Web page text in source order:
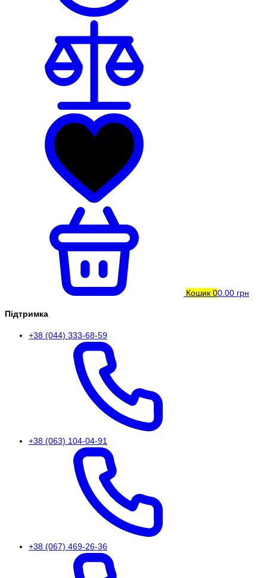
Кошик 00.00 грн
Підтримка
+38 (044) 333-68-59
+38 (063) 104-04-91
+38 (067) 469-26-36